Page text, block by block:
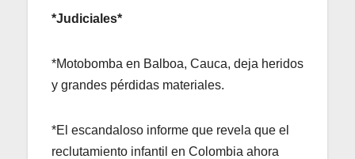
*Judiciales*
*Motobomba en Balboa, Cauca, deja heridos
y grandes pérdidas materiales.
*El escandaloso informe que revela que el
reclutamiento infantil en Colombia ahora